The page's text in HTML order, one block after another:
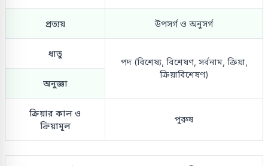
প্রত্যয় উপসর্গ ও অনুসর্গ
ধাতু
পদ (বিশেষ্য, বিশেষণ, সর্বনাম, ক্রিয়া,
ক্রিয়াবিশেষণ)
অনুজ্ঞা
ক্রিয়ার কাল ও
ক্রিয়ামূল
পুরুষ